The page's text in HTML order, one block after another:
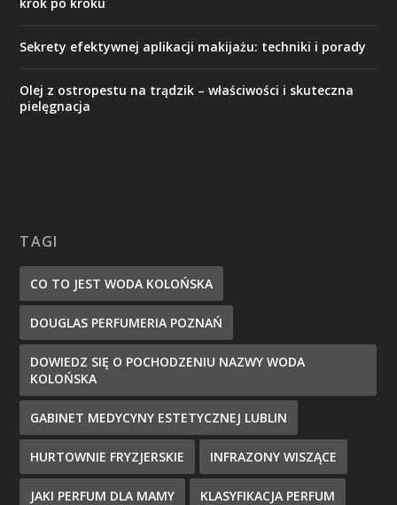
Sekrety efektywnej aplikacji makijażu: techniki i porady
Olej z ostropestu na trądzik – właściwości i skuteczna
pielęgnacja
TAGI
CO TO JEST WODA KOLOŃSKA
DOUGLAS PERFUMERIA POZNAŃ
DOWIEDZ SIĘ O POCHODZENIU NAZWY WODA
KOLOŃSKA
GABINET MEDYCYNY ESTETYCZNEJ LUBLIN
HURTOWNIE FRYZJERSKIE INFRAZONY WISZĄCE
JAKI PERFUM DLA MAMY KLASYFIKACJA PERFUM